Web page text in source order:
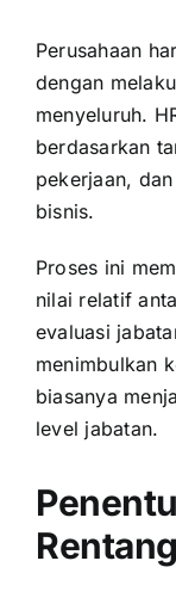
Perusahaan
dengan
menyeluruh.
berdasarkan
pekerjaan,
bisnis.
Proses ini
nilai relatif
evaluasi
menimbulkan
biasanya
level jabatan.